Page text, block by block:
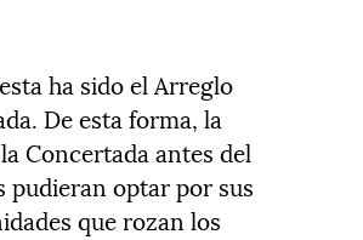
ha sido el Arreglo
De esta forma, la
Concertada antes del
pudieran optar por sus
que rozan los